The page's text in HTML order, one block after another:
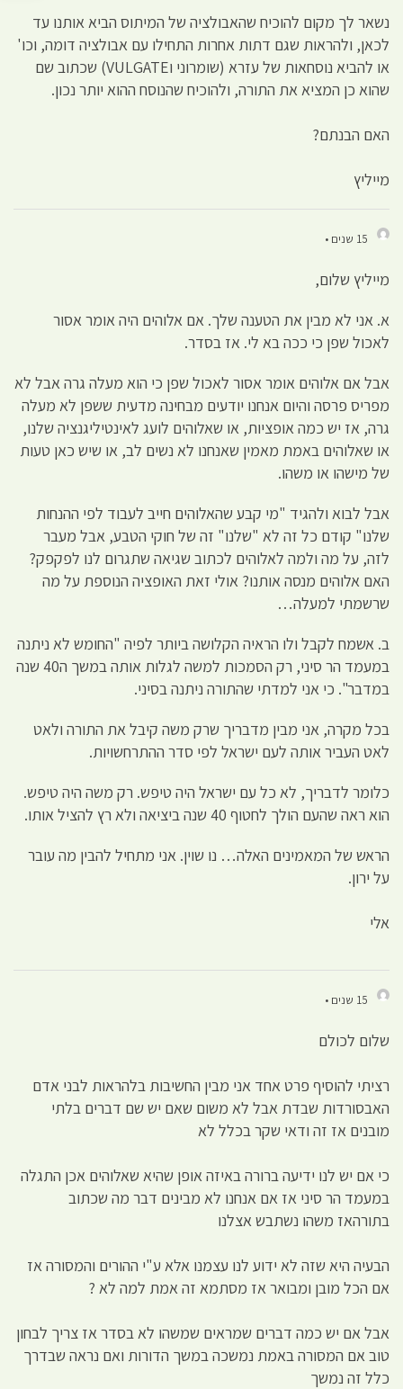
נשאר לך מקום להוכיח שהאבולציה של המיתוס הביא אותנו עד
לכאן, ולהראות שגם דתות אחרות התחילו עם אבולציה דומה, וכו'
או להביא נוסחאות של עזרא (שומרוני וVULGATE) שכתוב שם
שהוא כן המציא את התורה, ולהוכיח שהנוסח ההוא יותר נכון.
האם הבנתם?
מייליץ
15 שנים •
מייליץ שלום,
א. אני לא מבין את הטענה שלך. אם אלוהים היה אומר אסור
לאכול שפן כי ככה בא לי. אז בסדר.
אבל אם אלוהים אומר אסור לאכול שפן כי הוא מעלה גרה אבל לא
מפריס פרסה והיום אנחנו יודעים מבחינה מדעית ששפן לא מעלה
גרה, אז יש כמה אופציות, או שאלוהים לועג לאינטיליגנציה שלנו,
או שאלוהים באמת מאמין שאנחנו לא נשים לב, או שיש כאן טעות
של מישהו או משהו.
אבל לבוא ולהגיד "מי קבע שהאלוהים חייב לעבוד לפי ההנחות
שלנו" קודם כל זה לא "שלנו" זה של חוקי הטבע, אבל מעבר
לזה, על מה ולמה לאלוהים לכתוב שגיאה שתגרום לנו לפקפק?
האם אלוהים מנסה אותנו? אולי זאת האופציה הנוספת על מה
שרשמתי למעלה…
ב. אשמח לקבל ולו הראיה הקלושה ביותר לפיה "החומש לא ניתנה
במעמד הר סיני, רק הסמכות למשה לגלות אותה במשך ה40 שנה
במדבר". כי אני למדתי שהתורה ניתנה בסיני.
בכל מקרה, אני מבין מדבריך שרק משה קיבל את התורה ולאט
לאט העביר אותה לעם ישראל לפי סדר ההתרחשויות.
כלומר לדבריך, לא כל עם ישראל היה טיפש. רק משה היה טיפש.
הוא ראה שהעם הולך לחטוף 40 שנה ביציאה ולא רץ להציל אותו.
הראש של המאמינים האלה… נו שוין. אני מתחיל להבין מה עובר
על ירון.
אלי
15 שנים •
שלום לכולם
רציתי להוסיף פרט אחד אני מבין החשיבות בלהראות לבני אדם
האבסורדות שבדת אבל לא משום שאם יש שם דברים בלתי
מובנים אז זה ודאי שקר בכלל לא
כי אם יש לנו ידיעה ברורה באיזה אופן שהיא שאלוהים אכן התגלה
במעמד הר סיני אז אם אנחנו לא מבינים דבר מה שכתוב
בתורהאז משהו נשתבש אצלנו
הבעיה היא שזה לא ידוע לנו עצמנו אלא ע"י ההורים והמסורה אז
אם הכל מובן ומבואר אז מסתמא זה אמת למה לא ?
אבל אם יש כמה דברים שמראים שמשהו לא בסדר אז צריך לבחון
טוב אם המסורה באמת נמשכה במשך הדורות ואם נראה שבדרך
כלל זה נמשך